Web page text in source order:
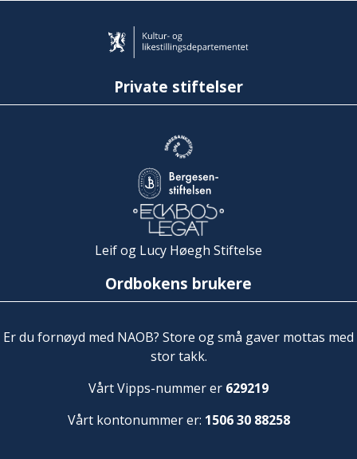
Private stiftelser
Leif og Lucy Høegh Stiftelse
Ordbokens brukere
Er du fornøyd med NAOB? Store og små gaver mottas med
stor takk.
Vårt Vipps-nummer er 629219
Vårt kontonummer er: 1506 30 88258